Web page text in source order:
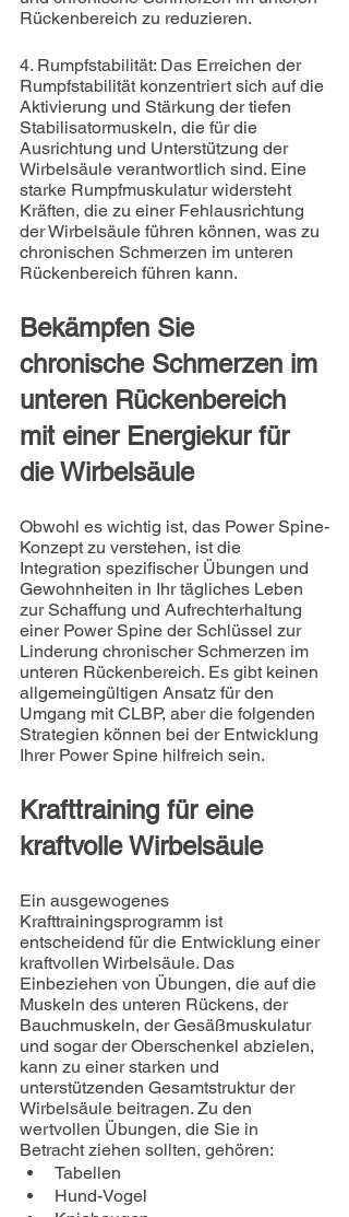
Rückenbereich zu reduzieren.
4. Rumpfstabilität: Das Erreichen der
Rumpfstabilität konzentriert sich auf die
Aktivierung und Stärkung der tiefen
Stabilisatormuskeln, die für die
Ausrichtung und Unterstützung der
Wirbelsäule verantwortlich sind. Eine
starke Rumpfmuskulatur widersteht
Kräften, die zu einer Fehlausrichtung
der Wirbelsäule führen können, was zu
chronischen Schmerzen im unteren
Rückenbereich führen kann.
Bekämpfen Sie
chronische Schmerzen im
unteren Rückenbereich
mit einer Energiekur für
die Wirbelsäule
Obwohl es wichtig ist, das Power Spine-
Konzept zu verstehen, ist die
Integration spezifischer Übungen und
Gewohnheiten in Ihr tägliches Leben
zur Schaffung und Aufrechterhaltung
einer Power Spine der Schlüssel zur
Linderung chronischer Schmerzen im
unteren Rückenbereich. Es gibt keinen
allgemeingültigen Ansatz für den
Umgang mit CLBP, aber die folgenden
Strategien können bei der Entwicklung
Ihrer Power Spine hilfreich sein.
Krafttraining für eine
kraftvolle Wirbelsäule
Ein ausgewogenes
Krafttrainingsprogramm ist
entscheidend für die Entwicklung einer
kraftvollen Wirbelsäule. Das
Einbeziehen von Übungen, die auf die
Muskeln des unteren Rückens, der
Bauchmuskeln, der Gesäßmuskulatur
und sogar der Oberschenkel abzielen,
kann zu einer starken und
unterstützenden Gesamtstruktur der
Wirbelsäule beitragen. Zu den
wertvollen Übungen, die Sie in
Betracht ziehen sollten, gehören:
Tabellen
Hund-Vogel